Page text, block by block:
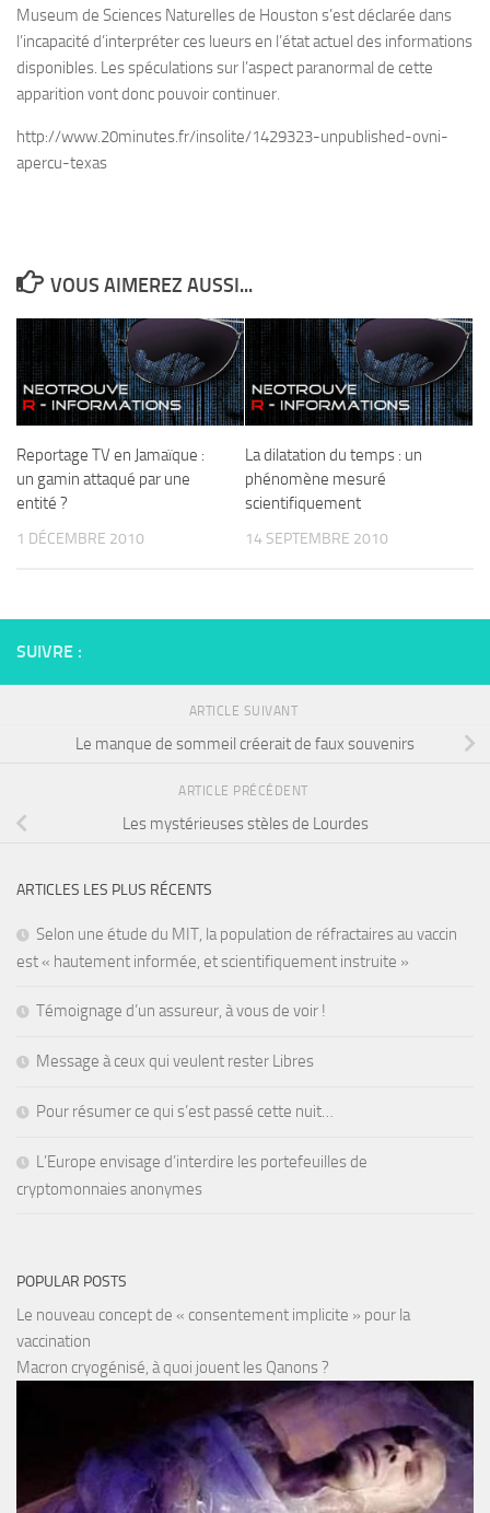
Museum de Sciences Naturelles de Houston s’est déclarée dans
l’incapacité d’interpréter ces lueurs en l’état actuel des informations
disponibles. Les spéculations sur l’aspect paranormal de cette
apparition vont donc pouvoir continuer.
http://www.20minutes.fr/insolite/1429323-unpublished-ovni-
apercu-texas
VOUS AIMEREZ AUSSI...
Reportage TV en Jamaïque :
un gamin attaqué par une
entité ?
1 DÉCEMBRE 2010
La dilatation du temps : un
phénomène mesuré
scientifiquement
14 SEPTEMBRE 2010
SUIVRE :
ARTICLE SUIVANT
Le manque de sommeil créerait de faux souvenirs
ARTICLE PRÉCÉDENT
Les mystérieuses stèles de Lourdes
ARTICLES LES PLUS RÉCENTS
Selon une étude du MIT, la population de réfractaires au vaccin
est « hautement informée, et scientifiquement instruite »
Témoignage d’un assureur, à vous de voir !
Message à ceux qui veulent rester Libres
Pour résumer ce qui s’est passé cette nuit…
L’Europe envisage d’interdire les portefeuilles de
cryptomonnaies anonymes
POPULAR POSTS
Le nouveau concept de « consentement implicite » pour la
vaccination
Macron cryogénisé, à quoi jouent les Qanons ?